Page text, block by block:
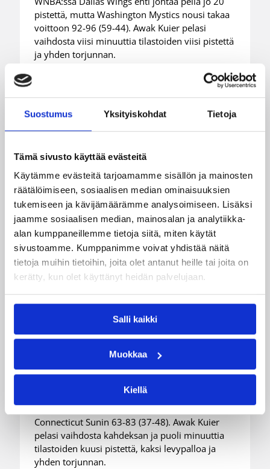
Suostumus Yksityiskohdat Tietoja
Tämä sivusto käyttää evästeitä
Käytämme evästeitä tarjoamamme sisällön ja mainosten
räätälöimiseen, sosiaalisen median ominaisuuksien
tukemiseen ja kävijämäärämme analysoimiseen. Lisäksi
jaamme sosiaalisen median, mainosalan ja analytiikka-
alan kumppaneillemme tietoja siitä, miten käytät
sivustoamme. Kumppanimme voivat yhdistää näitä
tietoja muihin tietoihin, joita olet antanut heille tai joita on
kerätty, kun olet käyttänyt heidän palvelujaan.
Salli kaikki
Muokkaa
Kiellä
pistettä, mutta Washington Mystics nousi takaa
voittoon 92-96 (59-44). Awak Kuier pelasi
vaihdosta viisi minuuttia tilastoiden viisi pistettä
ja yhden torjunnan.
Suomalaiset ulkomailla 03.08.2026 09:24
Dallas takaisin voittokantaan
Connecticutin kustannuksella
– Kuier kuusi pistettä
selkeässä voitossa
WNBA:ssa Dallas Wings palasi takaisin voittojen
tielle kahden tappion jälkeen, kun joukkue voitti
Connecticut Sunin 63-83 (37-48). Awak Kuier
pelasi vaihdosta kahdeksan ja puoli minuuttia
tilastoiden kuusi pistettä, kaksi levypalloa ja
yhden torjunnan.